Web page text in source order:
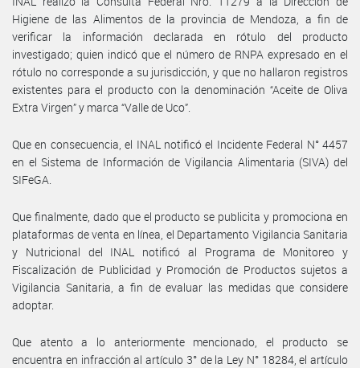
Higiene de las Alimentos de la provincia de Mendoza, a fin de
verificar la información declarada en rótulo del producto
investigado; quien indicó que el número de RNPA expresado en el
rótulo no corresponde a su jurisdicción, y que no hallaron registros
existentes para el producto con la denominación “Aceite de Oliva
Extra Virgen” y marca “Valle de Uco”.
Que en consecuencia, el INAL notificó el Incidente Federal N° 4457
en el Sistema de Información de Vigilancia Alimentaria (SIVA) del
SIFeGA.
Que finalmente, dado que el producto se publicita y promociona en
plataformas de venta en línea, el Departamento Vigilancia Sanitaria
y Nutricional del INAL notificó al Programa de Monitoreo y
Fiscalización de Publicidad y Promoción de Productos sujetos a
Vigilancia Sanitaria, a fin de evaluar las medidas que considere
adoptar.
Que atento a lo anteriormente mencionado, el producto se
encuentra en infracción al artículo 3° de la Ley N° 18284, el artículo